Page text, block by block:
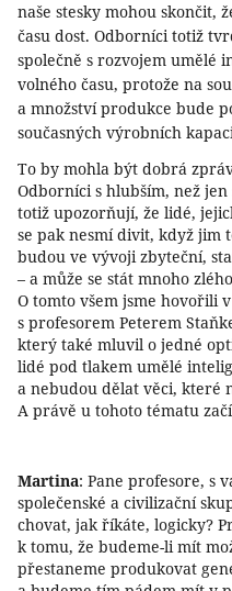
naše stesky mohou skončit,
času dost. Odborníci totiž
společně s rozvojem umělé
volného času, protože na
a množství produkce bude
současných výrobních
To by mohla být dobrá
Odborníci s hlubším, než
totiž upozorňují, že lidé,
se pak nesmí divit, když jim
budou ve vývoji zbyteční,
– a může se stát mnoho
O tomto všem jsme hovořili
s profesorem Peterem
který také mluvil o jedné
lidé pod tlakem umělé
a nebudou dělat věci, které
A právě u tohoto tématu
Martina: Pane profesore, s
společenské a civilizační
chovat, jak říkáte, logicky?
k tomu, že budeme-li mít
přestaneme produkovat